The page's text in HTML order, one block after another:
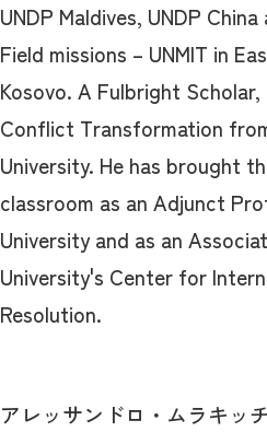
UNDP Maldives, UNDP
Field missions – UNMIT in
Kosovo. A Fulbright
Conflict Transformation
University. He has brought
classroom as an Adjunct
University and as an
University's Center for
Resolution.
アレッサンドロ・ムラキッ